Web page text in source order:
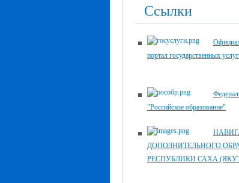
Ссылки
портал государственных услуг
"Российское образование"
ДОПОЛНИТЕЛЬНОГО
РЕСПУБЛИКИ САХА